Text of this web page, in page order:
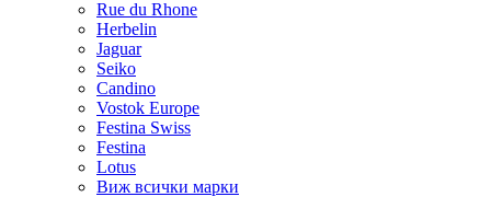
Rue du Rhone
Herbelin
Jaguar
Seiko
Candino
Vostok Europe
Festina Swiss
Festina
Lotus
Виж всички марки